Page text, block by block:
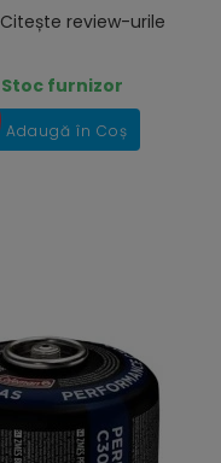
Citește review-urile
Stoc furnizor
Adaugă în Coș